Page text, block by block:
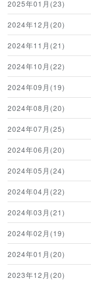
2025年01月(23)
2024年12月(20)
2024年11月(21)
2024年10月(22)
2024年09月(19)
2024年08月(20)
2024年07月(25)
2024年06月(20)
2024年05月(24)
2024年04月(22)
2024年03月(21)
2024年02月(19)
2024年01月(20)
2023年12月(20)